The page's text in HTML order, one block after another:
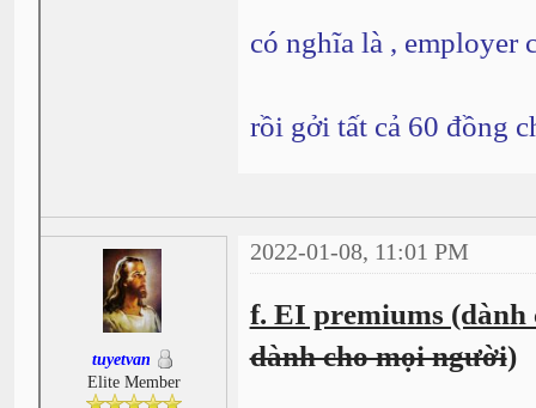
có nghĩa là , employer
rồi gởi tất cả 60 đồng
tuyetvan
Elite Member
2022-01-08, 11:01 PM
f. EI premiums (dành
dành cho mọi người)